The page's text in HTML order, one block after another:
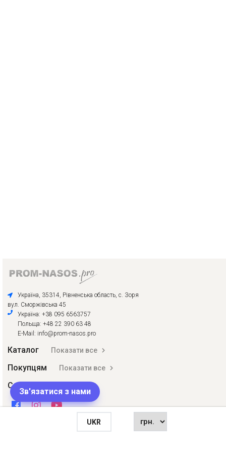
UKR
Україна, 35314, Рівненська область, с. Зоря
вул. Сморжівська 45
Україна: +38 095 6563757
Польща: +48 22 390 63 48
E-Mail: info@prom-nasos.pro
Каталог Показати все
Покупцям Показати все
Соціальні мережі
Зв'язатися з нами